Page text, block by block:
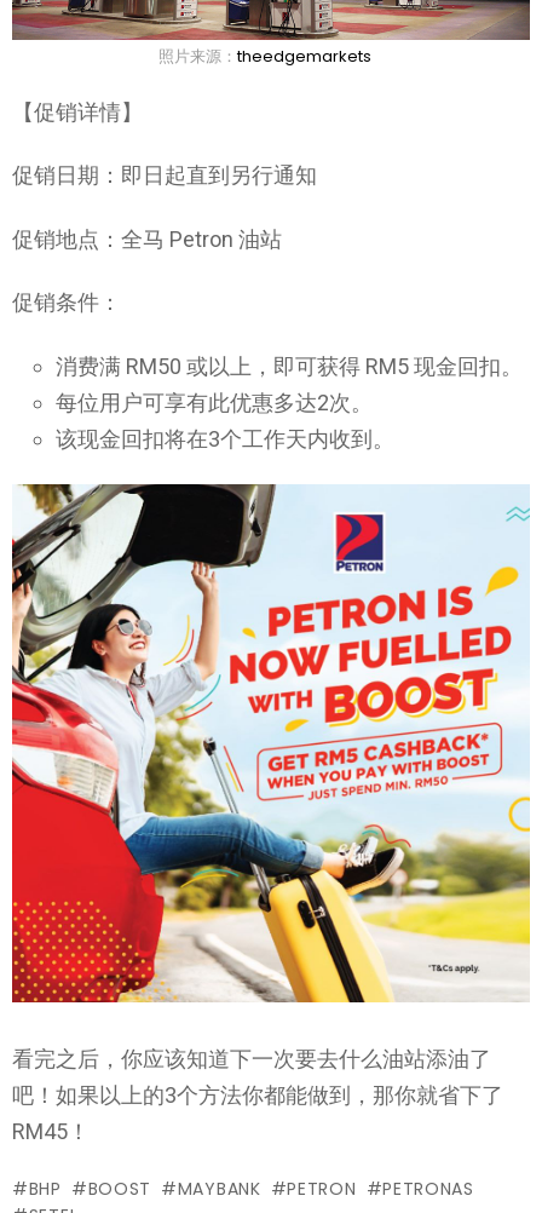
照片来源：theedgemarkets
【促销详情】
促销日期：即日起直到另行通知
促销地点：全马 Petron 油站
促销条件：
消费满 RM50 或以上，即可获得 RM5 现金回扣。
每位用户可享有此优惠多达2次。
该现金回扣将在3个工作天内收到。
看完之后，你应该知道下一次要去什么油站添油了
吧！如果以上的3个方法你都能做到，那你就省下了
RM45！
BHP BOOST MAYBANK PETRON
PETRONAS